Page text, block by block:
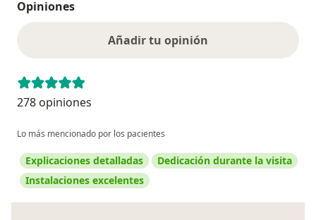
Opiniones
Añadir tu opinión
278 opiniones
Lo más mencionado por los pacientes
Explicaciones detalladas
Dedicación durante la visita
Instalaciones excelentes